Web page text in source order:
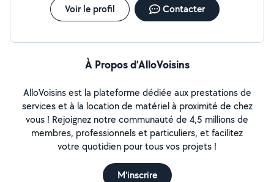
Voir le profil Contacter
À Propos d’AlloVoisins
AlloVoisins est la plateforme dédiée aux prestations de
services et à la location de matériel à proximité de chez
vous ! Rejoignez notre communauté de 4,5 millions de
membres, professionnels et particuliers, et facilitez
votre quotidien pour tous vos projets !
M'inscrire